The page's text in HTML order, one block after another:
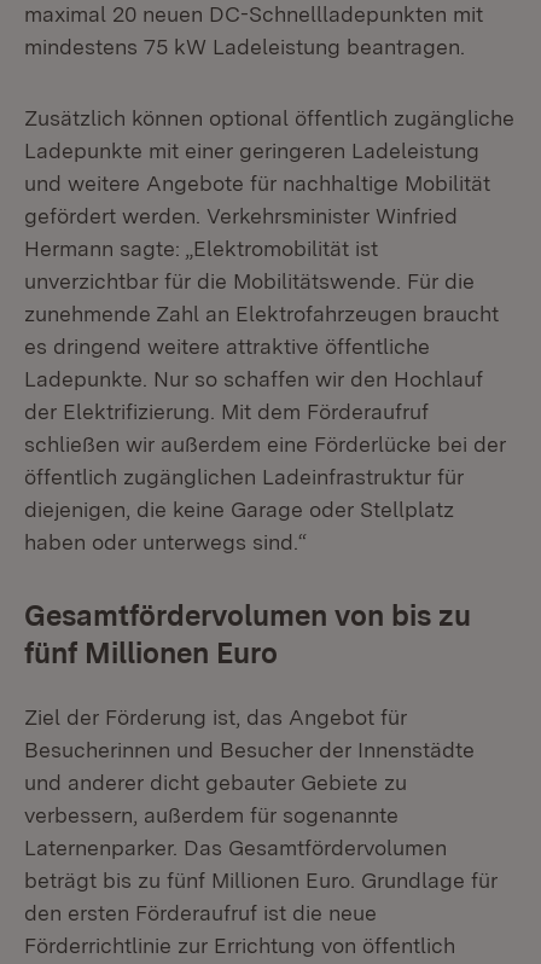
maximal 20 neuen DC-Schnellladepunkten mit
mindestens 75 kW Ladeleistung beantragen.
Zusätzlich können optional öffentlich zugängliche
Ladepunkte mit einer geringeren Ladeleistung
und weitere Angebote für nachhaltige Mobilität
gefördert werden. Verkehrsminister Winfried
Hermann sagte: „Elektromobilität ist
unverzichtbar für die Mobilitätswende. Für die
zunehmende Zahl an Elektrofahrzeugen braucht
es dringend weitere attraktive öffentliche
Ladepunkte. Nur so schaffen wir den Hochlauf
der Elektrifizierung. Mit dem Förderaufruf
schließen wir außerdem eine Förderlücke bei der
öffentlich zugänglichen Ladeinfrastruktur für
diejenigen, die keine Garage oder Stellplatz
haben oder unterwegs sind.“
Gesamtfördervolumen von bis zu
fünf Millionen Euro
Ziel der Förderung ist, das Angebot für
Besucherinnen und Besucher der Innenstädte
und anderer dicht gebauter Gebiete zu
verbessern, außerdem für sogenannte
Laternenparker. Das Gesamtfördervolumen
beträgt bis zu fünf Millionen Euro. Grundlage für
den ersten Förderaufruf ist die neue
Förderrichtlinie zur Errichtung von öffentlich